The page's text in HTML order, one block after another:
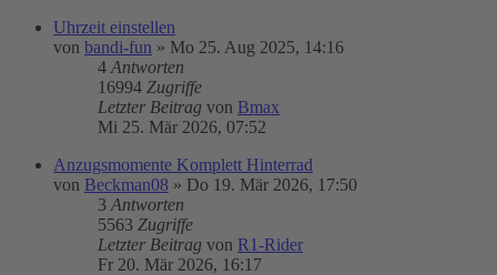
Uhrzeit einstellen
von bandi-fun » Mo 25. Aug 2025, 14:16
4 Antworten
16994 Zugriffe
Letzter Beitrag von Bmax
Mi 25. Mär 2026, 07:52
Anzugsmomente Komplett Hinterrad
von Beckman08 » Do 19. Mär 2026, 17:50
3 Antworten
5563 Zugriffe
Letzter Beitrag von R1-Rider
Fr 20. Mär 2026, 16:17